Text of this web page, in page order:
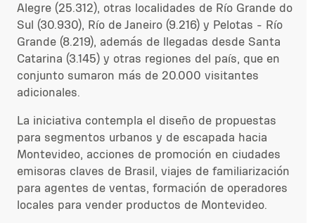
Alegre (25.312), otras localidades de Río Grande do
Sul (30.930), Río de Janeiro (9.216) y Pelotas - Río
Grande (8.219), además de llegadas desde Santa
Catarina (3.145) y otras regiones del país, que en
conjunto sumaron más de 20.000 visitantes
adicionales.
La iniciativa contempla el diseño de propuestas
para segmentos urbanos y de escapada hacia
Montevideo, acciones de promoción en ciudades
emisoras claves de Brasil, viajes de familiarización
para agentes de ventas, formación de operadores
locales para vender productos de Montevideo.